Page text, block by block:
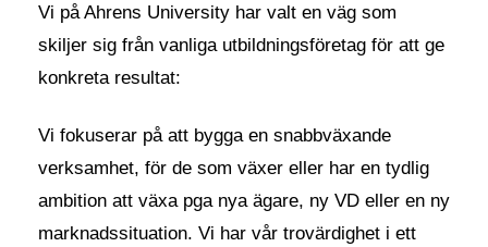
Vi på Ahrens University har valt en väg som
skiljer sig från vanliga utbildningsföretag för att ge
konkreta resultat:
Vi fokuserar på att bygga en snabbväxande
verksamhet, för de som växer eller har en tydlig
ambition att växa pga nya ägare, ny VD eller en ny
marknadssituation. Vi har vår trovärdighet i ett